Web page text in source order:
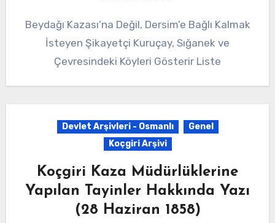
Beydağı Kazası’na Değil, Dersim’e Bağlı Kalmak
İsteyen Şikayetçi Kuruçay, Sığanek ve
Çevresindeki Köyleri Gösterir Liste
Devlet Arşivleri - Osmanlı
Genel
Koçgiri Arşivi
Koçgiri Kaza Müdürlüklerine
Yapılan Tayinler Hakkında Yazı
(28 Haziran 1858)